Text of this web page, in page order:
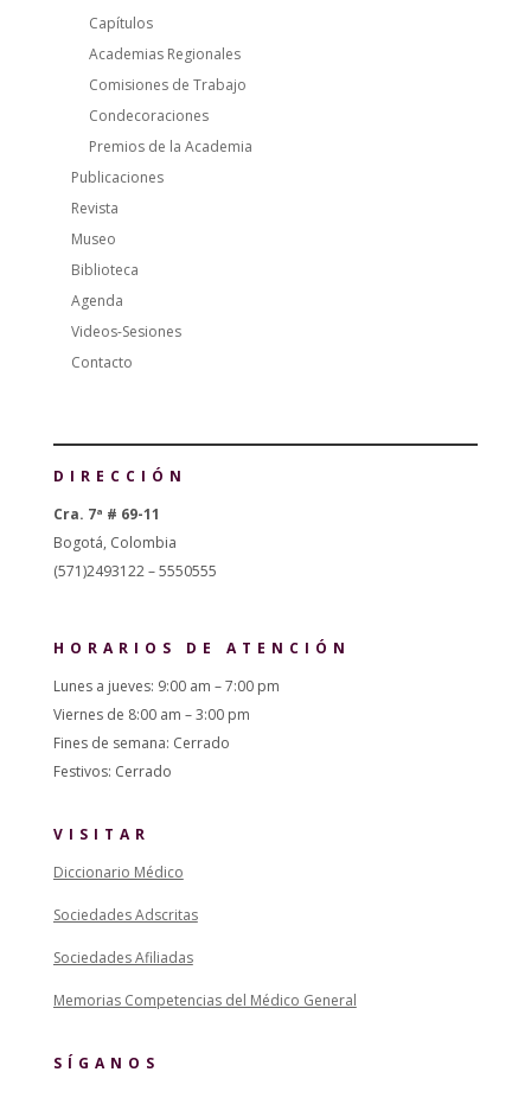
Capítulos
Academias Regionales
Comisiones de Trabajo
Condecoraciones
Premios de la Academia
Publicaciones
Revista
Museo
Biblioteca
Agenda
Videos-Sesiones
Contacto
DIRECCIÓN
Cra. 7ª # 69-11
Bogotá, Colombia
(571)2493122 – 5550555
HORARIOS DE ATENCIÓN
Lunes a jueves: 9:00 am – 7:00 pm
Viernes de 8:00 am – 3:00 pm
Fines de semana: Cerrado
Festivos: Cerrado
VISITAR
Diccionario Médico
Sociedades Adscritas
Sociedades Afiliadas
Memorias Competencias del Médico General
SÍGANOS